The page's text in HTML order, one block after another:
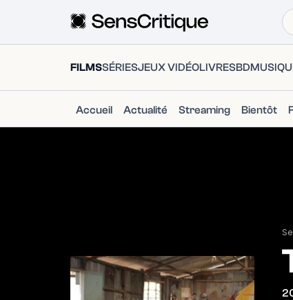
FILMSSÉRIESJEUX VIDÉOLIVRESBD
Accueil Actualité Streaming Bientôt